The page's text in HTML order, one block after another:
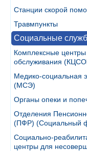
Станции скорой
Травмпункты
Социальные
Комплексные центры
обслуживания
Медико-социальная
(МСЭ)
Органы опеки и
Отделения
(ПФР) (Социальный
Социально-
центры для